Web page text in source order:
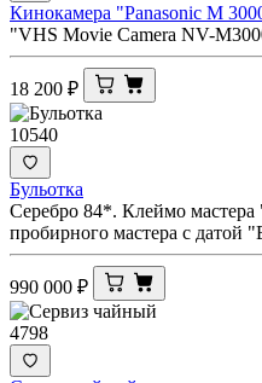
Кинокамера "Panasonic M
"VHS Movie Camera NV-
18 200 ₽
10540
Бульотка
Серебро 84*. Клеймо
пробирного мастера с
990 000 ₽
4798